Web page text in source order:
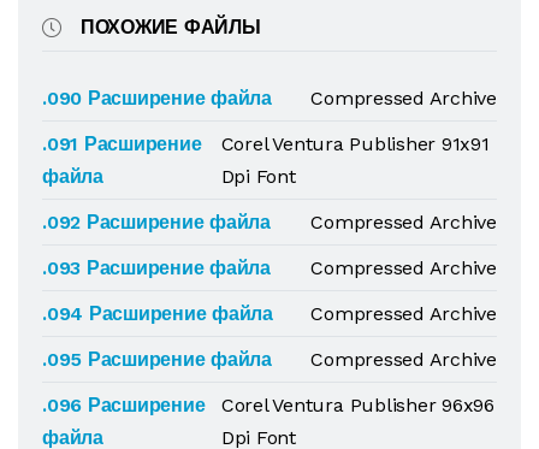
ПОХОЖИЕ ФАЙЛЫ
.090 Расширение файла
Compressed Archive
.091 Расширение
файла
Corel Ventura Publisher 91x91
Dpi Font
.092 Расширение файла
Compressed Archive
.093 Расширение файла
Compressed Archive
.094 Расширение файла
Compressed Archive
.095 Расширение файла
Compressed Archive
.096 Расширение
файла
Corel Ventura Publisher 96x96
Dpi Font